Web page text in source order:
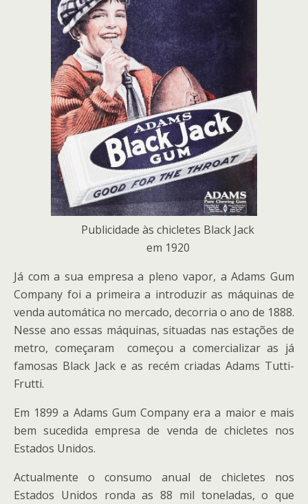
Publicidade às chicletes Black Jack
em 1920
Já com a sua empresa a pleno vapor, a Adams Gum
Company foi a primeira a introduzir as máquinas de
venda automática no mercado, decorria o ano de 1888.
Nesse ano essas máquinas, situadas nas estações de
metro, começaram começou a comercializar as já
famosas Black Jack e as recém criadas Adams Tutti-
Frutti.
Em 1899 a Adams Gum Company era a maior e mais
bem sucedida empresa de venda de chicletes nos
Estados Unidos.
Actualmente o consumo anual de chicletes nos
Estados Unidos ronda as 88 mil toneladas, o que